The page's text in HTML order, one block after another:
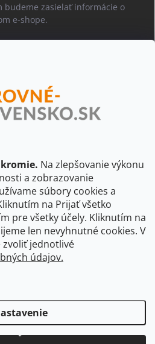
Na zlepšovanie výkonu
a zobrazovanie
súbory cookies a
na Prijať všetko
pre všetky účely. Kliknutím na
len nevyhnutné cookies. V
zvoliť jednotlivé
údajov.
budeme zasielať informácie o
e-shope.
spodmienkami ochrany osobných
bude spracovaná za účelom
Shocart
VKÚ Mapy Harmanec
Česko